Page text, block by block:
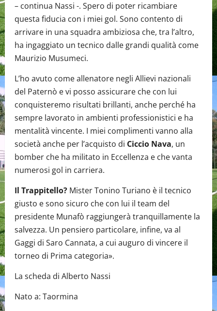
– continua Nassi -. Spero di poter ricambiare
questa fiducia con i miei gol. Sono contento di
arrivare in una squadra ambiziosa che, tra l’altro,
ha ingaggiato un tecnico dalle grandi qualità come
Maurizio Musumeci.
L’ho avuto come allenatore negli Allievi nazionali
del Paternò e vi posso assicurare che con lui
conquisteremo risultati brillanti, anche perché ha
sempre lavorato in ambienti professionistici e ha
mentalità vincente. I miei complimenti vanno alla
società anche per l’acquisto di Ciccio Nava, un
bomber che ha militato in Eccellenza e che vanta
numerosi gol in carriera.
Il Trappitello? Mister Tonino Turiano è il tecnico
giusto e sono sicuro che con lui il team del
presidente Munafò raggiungerà tranquillamente la
salvezza. Un pensiero particolare, infine, va al
Gaggi di Saro Cannata, a cui auguro di vincere il
torneo di Prima categoria».
La scheda di Alberto Nassi
Nato a: Taormina